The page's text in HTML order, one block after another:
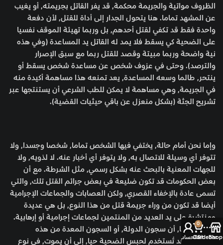
الظروف مواتية والجريمة محكمة, قد يفر القاتل بجريمته, أو يغيب
عن المشهد تماما. هنا يتحول الجدار إلى أداة للقتل, لأن دفعة
واحدة فقط قد تكفي لقتل أحدهم, بل وربما تهيئة الموقف نفسيا
على الضحية كي يسقط فلا يمد له القاتل يد المساعدة (وفي هذه
نية واضحة وربما مبيتة وقصد للقتل ربما مع سبق الإصرار
والترصد). وحتى في عزوف شخص عن مساعدة شخص يسقط أو
ينتحر, طالما وسعه المساعدة, يعد تمنعه هذا مساهمة أكيدة منه
في الجريمة, وهي مساهمة لا يمكن للطب الشرعي أن يستنتجها عبر
تشريح الجثة (بشكل منعزل عن باقي حيثيات القضية).
وإما نحن أمام حالة, يختفي فيها الشخص تماما, شخصا وجسدا, ولا
تتوفر أي وسيلة للاتصال به, ولا يتوفر أي أخبار عنه. لا لذويه, ولا
للجهات المعنية بالبحث عنه بشكل رسمي, مثل الشرطة. مع أن
بعض الحكومات قد تكون ضليعة في بعض جرائم القتل تلك, والتي
تسمى عادة بالإخفاء القصري, ولكن العصابات والجماعات الإجرامية
أيضا قد تكون من وراء جريمة قتل من هذا النوع, بل هي عديدة
ومنتشرة على يد العديد من المنتمين لجماعات إجرامية أو إرهابية.
والقصد هنا, أن سجون الدولة, أو السجون المعدة من هذه
الجماعات قد تُستخدم لحبس الضحية حيا, إلى أن يموت, في نوعShop
Sidebar
0
Cartالحساب